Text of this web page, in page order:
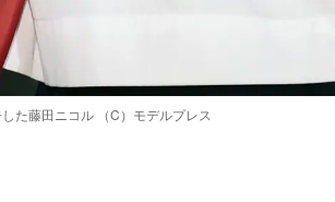
た藤田ニコル （C）モデルプレス